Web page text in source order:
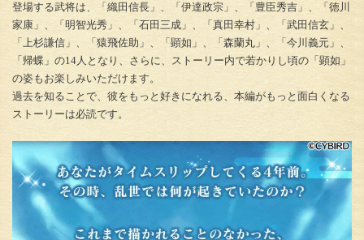
登場する武将は、「織田信長」、「伊達政宗」、「豊臣秀吉」、「徳川
家康」、「明智光秀」、「石田三成」、「真田幸村」、「武田信玄」、
「上杉謙信」、「猿飛佐助」、「顕如」、「森蘭丸」、「今川義元」、
「帰蝶」の14人となり、さらに、ストーリー内で若かりし頃の「顕如」
の姿もお楽しみいただけます。
過去を知ることで、彼をもっと好きになれる、本編がもっと面白くなる
ストーリーは必読です。